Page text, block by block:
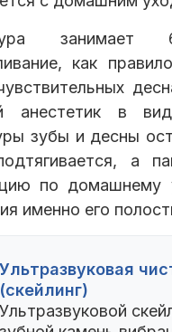
занимает
как
анестетик в
зубы и десны
а
по домашнему
именно его
Ультразвуковая
(скейлинг)
Ультразвуковой